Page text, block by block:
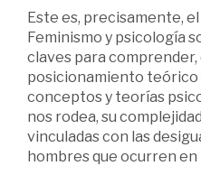
Este es, precisamente,
Feminismo y psicología
claves para comprender,
posicionamiento teórico
conceptos y teorías
nos rodea, su
vinculadas con las
hombres que ocurren